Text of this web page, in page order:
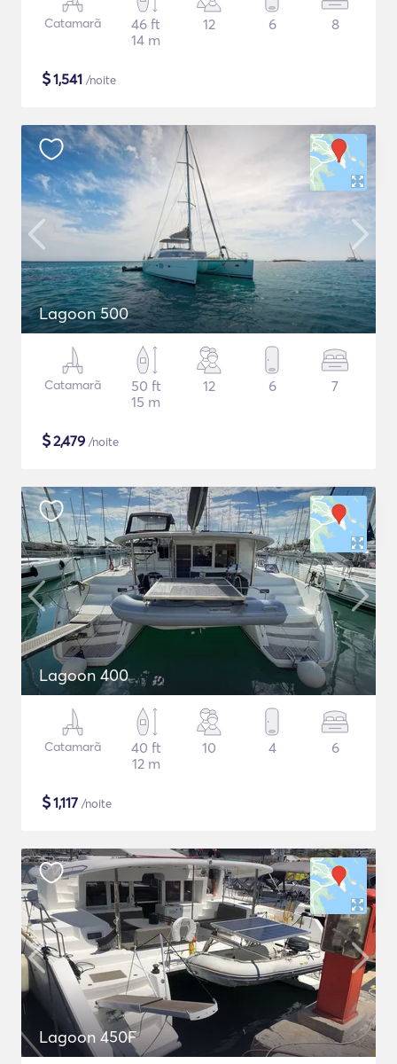
Catamarã
46 ft
14 m
12 6 8
$1,541 /noite
Lagoon 500
Catamarã
50 ft
15 m
12 6 7
$2,479 /noite
Lagoon 400
Catamarã
40 ft
12 m
10 4 6
$1,117 /noite
Lagoon 450F